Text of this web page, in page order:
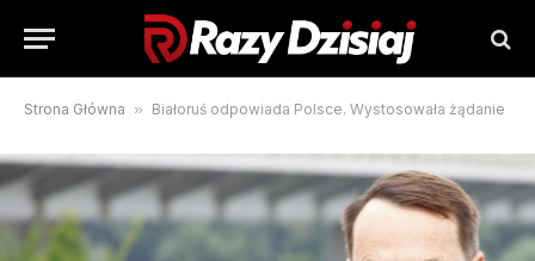
Strona Główna » Białoruś odpowiada Polsce. Wystosowała żądanie